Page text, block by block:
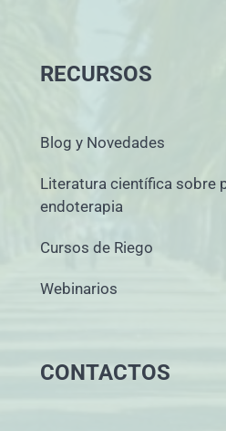
RECURSOS
Blog y Novedades
Literatura científica sobre
endoterapia
Cursos de Riego
Webinarios
CONTACTOS